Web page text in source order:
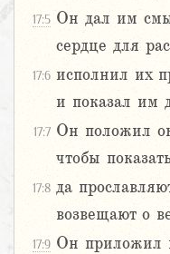
17:5 Он дал им
сердце для
17:6 исполнил их
и показал им
17:7 Он положил
чтобы
17:8 да
возвещают о
17:9 Он приложил